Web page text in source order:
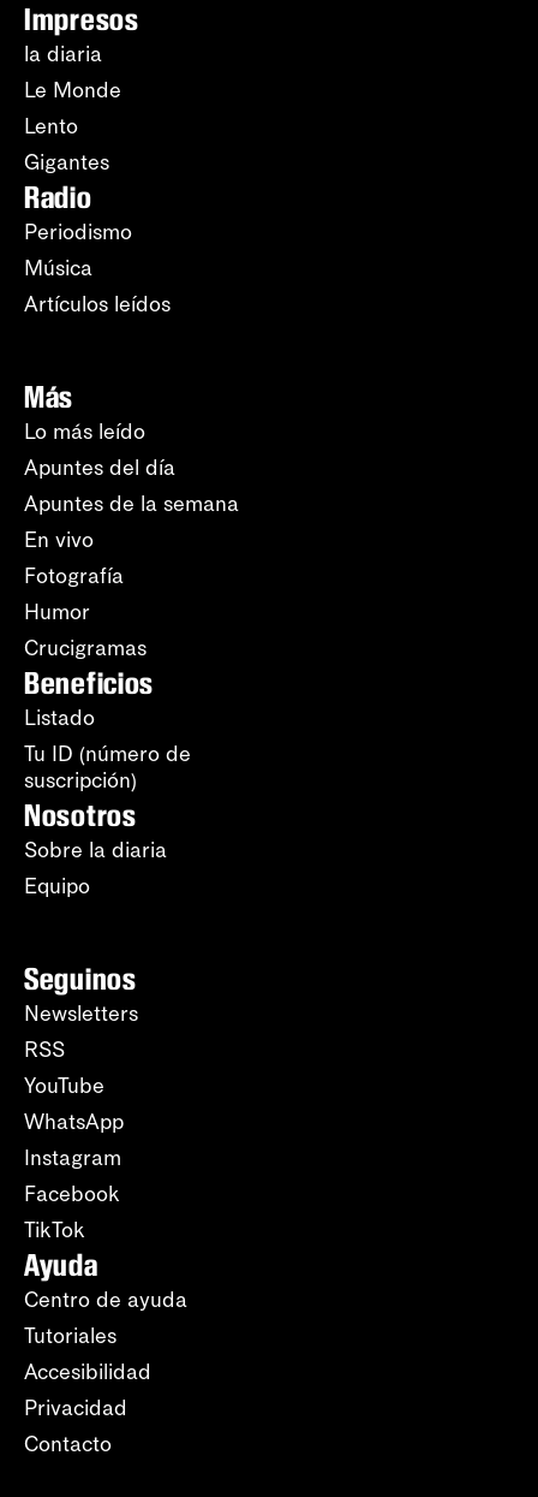
Impresos
la diaria
Le Monde
Lento
Gigantes
Radio
Periodismo
Música
Artículos leídos
Más
Lo más leído
Apuntes del día
Apuntes de la semana
En vivo
Fotografía
Humor
Crucigramas
Beneficios
Listado
Tu ID (número de
suscripción)
Nosotros
Sobre la diaria
Equipo
Seguinos
Newsletters
RSS
YouTube
WhatsApp
Instagram
Facebook
TikTok
Ayuda
Centro de ayuda
Tutoriales
Accesibilidad
Privacidad
Contacto